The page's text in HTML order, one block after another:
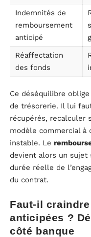
Indemnités de
remboursement
anticipé
Réaffectation
des fonds
Ce déséquilibre
de trésorerie. Il lui
récupérés, recalculer
modèle commercial à
instable. Le
devient alors un sujet
durée réelle de
du contrat.
Faut-il
anticipées ?
côté banque